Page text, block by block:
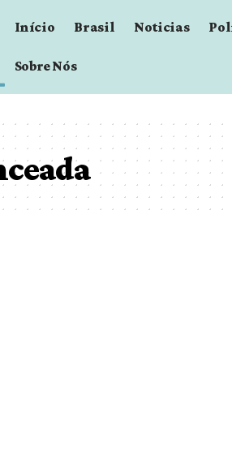
Início Brasil Noticias
Sobre Nós